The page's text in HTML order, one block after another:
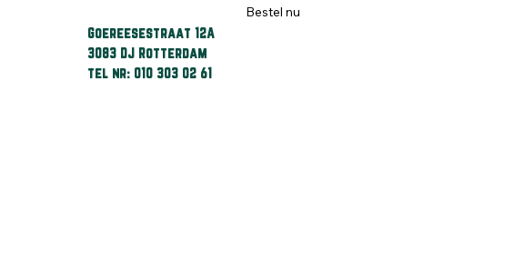
Goereesestraat 12A
3083 DJ Rotterdam
tel nr: 010 303 02 61
Bestel nu